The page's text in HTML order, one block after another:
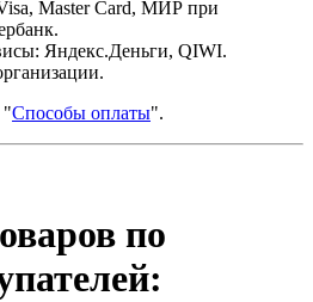
Master Card, МИР при
Яндекс.Деньги, QIWI.
"Способы оплаты".
по